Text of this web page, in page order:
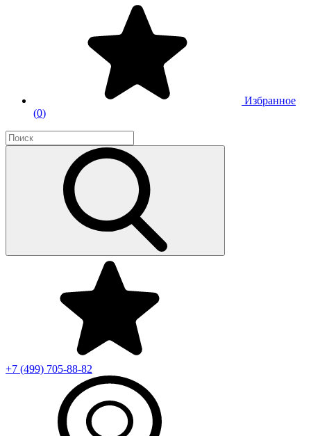
Избранное
(0)
+7 (499) 705-88-82